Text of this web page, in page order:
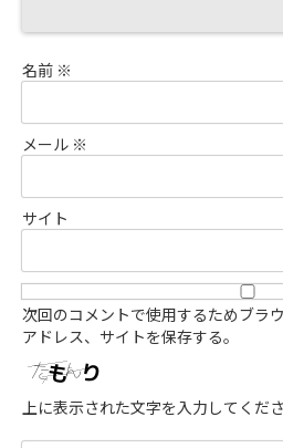
名前 ※
メール ※
サイト
次回のコメントで使用するためブラ
アドレス、サイトを保存する。
上に表示された文字を入力してくださ